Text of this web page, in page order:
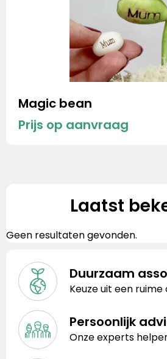
Magic bean
Prijs op aanvraag
Laatst
Geen resultaten gevonden.
Duurzaam
Keuze uit een
Persoonlijk
Onze experts